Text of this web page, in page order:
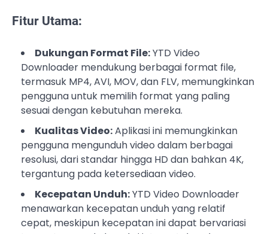
Fitur Utama:
Dukungan Format File:YTD Video
Downloader mendukung berbagai format file,
termasuk MP4, AVI, MOV, dan FLV, memungkinkan
pengguna untuk memilih format yang paling
sesuai dengan kebutuhan mereka.
Kualitas Video:Aplikasi ini memungkinkan
pengguna mengunduh video dalam berbagai
resolusi, dari standar hingga HD dan bahkan 4K,
tergantung pada ketersediaan video.
Kecepatan Unduh:YTD Video Downloader
menawarkan kecepatan unduh yang relatif
cepat, meskipun kecepatan ini dapat bervariasi